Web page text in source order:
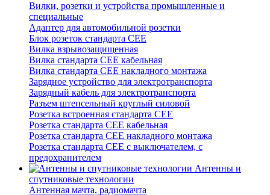
Вилки, розетки и устройства промышленные и
специальные
Адаптер для автомобильной розетки
Блок розеток стандарта CEE
Вилка взрывозащищенная
Вилка стандарта CEE кабельная
Вилка стандарта CEE накладного монтажа
Зарядное устройство для электротранспорта
Зарядный кабель для электротранспорта
Разъем штепсельный круглый силовой
Розетка встроенная стандарта CEE
Розетка стандарта СЕЕ кабельная
Розетка стандарта СЕЕ накладного монтажа
Розетка стандарта СЕЕ с выключателем, с
предохранителем
Антенны и
спутниковые технологии
Антенная мачта, радиомачта